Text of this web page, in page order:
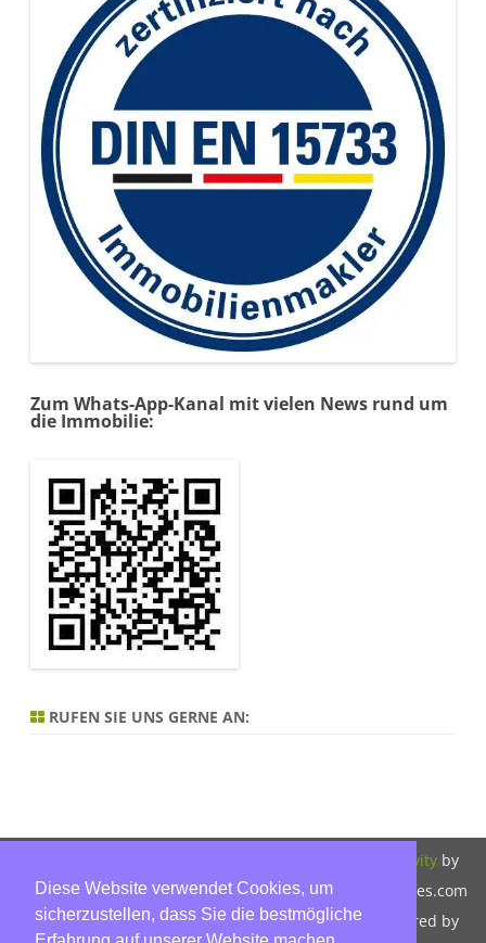
Zum Whats-App-Kanal mit vielen News rund um
die Immobilie:
RUFEN SIE UNS GERNE AN:
Hinnerk Warter,
Warter-
unsere
Datenschutzerklärung.
ZeroGravityby
GalussoThemes.com
Powered by
Diese Website verwendet Cookies, um
sicherzustellen, dass Sie die bestmögliche